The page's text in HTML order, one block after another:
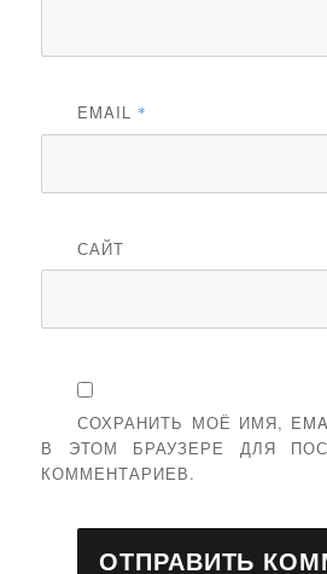
EMAIL *
САЙТ
СОХРАНИТЬ МОЁ ИМЯ,
В ЭТОМ БРАУЗЕРЕ ДЛЯ
КОММЕНТАРИЕВ.